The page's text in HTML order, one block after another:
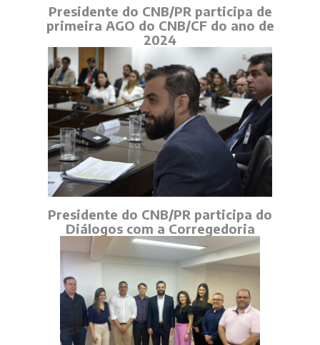
Presidente do CNB/PR participa de
primeira AGO do CNB/CF do ano de
2024
Presidente do CNB/PR participa do
Diálogos com a Corregedoria